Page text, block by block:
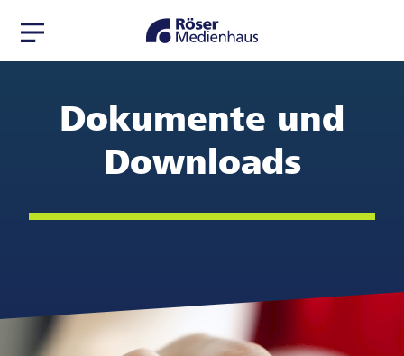
Navigation
Seiteninhalt
Dokumente und
Downloads